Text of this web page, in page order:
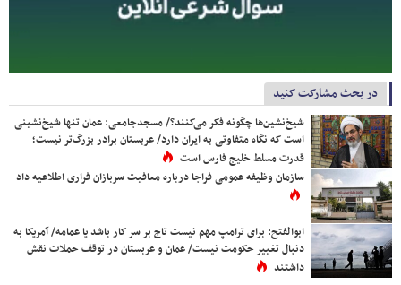
در بحث مشارکت کنید
شیخ‌نشین‌ها چگونه فکر می‌کنند؟/ مسجدجامعی: عمان تنها شیخ‌نشینی
است که نگاه متفاوتی به ایران دارد/ عربستان برادر بزرگ‌تر نیست؛
قدرت مسلط خلیج فارس است
سازمان وظیفه عمومی فراجا درباره معافیت سربازان فراری اطلاعیه داد
ابوالفتح: برای ترامپ مهم نیست تاج بر سر کار باشد یا عمامه/ آمریکا به
دنبال تغییر حکومت نیست/ عمان و عربستان در توقف حملات نقش
داشتند